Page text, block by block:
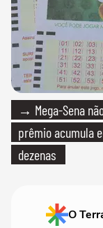
→ Mega-Sena
prêmio acumula
dezenas
O